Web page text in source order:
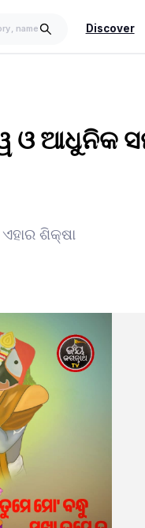
Discover
ଓ ଆଧୁନିକ
ଶିକ୍ଷା